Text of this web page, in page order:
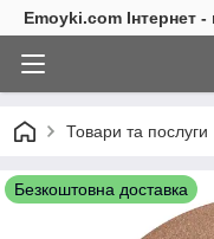
Emoyki.com Інтернет
Товари та послуги
Безкоштовна доставка